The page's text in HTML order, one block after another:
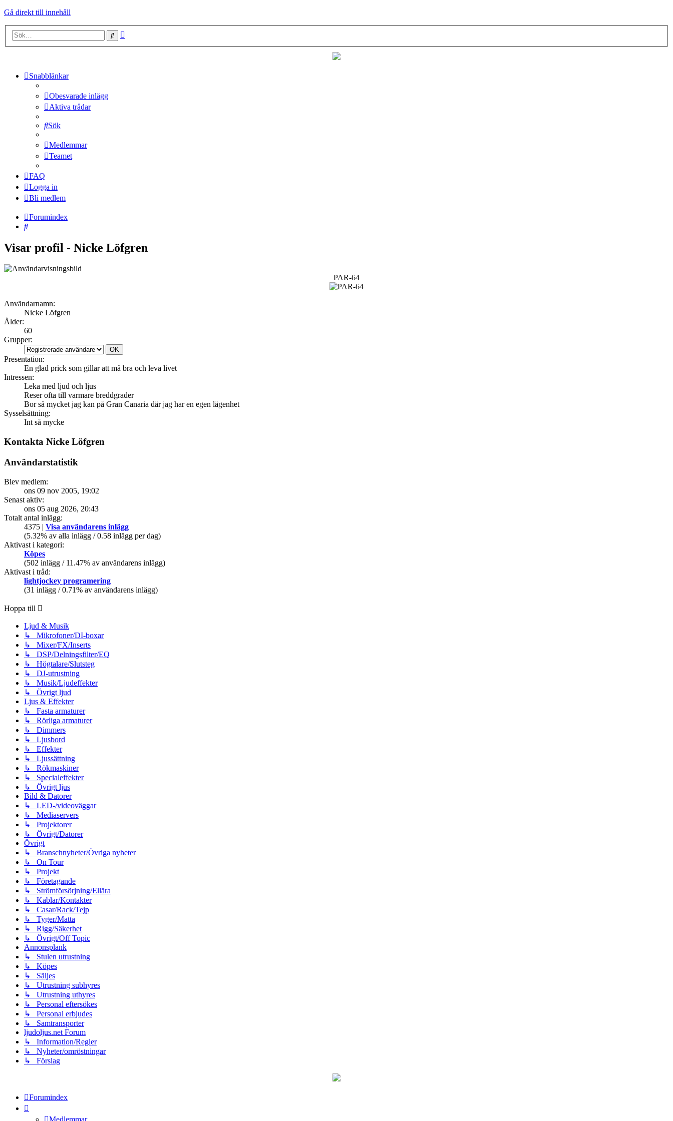
Gå direkt till innehåll
Sök
Snabblänkar
Obesvarade inlägg
Aktiva trådar
Sök
Medlemmar
Teamet
FAQ
Logga in
Bli medlem
Forumindex
Sök
Visar profil - Nicke Löfgren
PAR-64
Användarnamn:
Nicke Löfgren
Ålder:
60
Grupper:
Presentation:
En glad prick som gillar att må bra och leva livet
Intressen:
Leka med ljud och ljus
Reser ofta till varmare breddgrader
Bor så mycket jag kan på Gran Canaria där jag har en egen lägenhet
Sysselsättning:
Int så mycke
Kontakta Nicke Löfgren
Användarstatistik
Blev medlem:
ons 09 nov 2005, 19:02
Senast aktiv:
ons 05 aug 2026, 20:43
Totalt antal inlägg:
4375 | Visa användarens inlägg
(5.32% av alla inlägg / 0.58 inlägg per dag)
Aktivast i kategori:
Köpes
(502 inlägg / 11.47% av användarens inlägg)
Aktivast i tråd:
lightjockey programering
(31 inlägg / 0.71% av användarens inlägg)
Hoppa till
Ljud & Musik
↳ Mikrofoner/DI-boxar
↳ Mixer/FX/Inserts
↳ DSP/Delningsfilter/EQ
↳ Högtalare/Slutsteg
↳ DJ-utrustning
↳ Musik/Ljudeffekter
↳ Övrigt ljud
Ljus & Effekter
↳ Fasta armaturer
↳ Rörliga armaturer
↳ Dimmers
↳ Ljusbord
↳ Effekter
↳ Ljussättning
↳ Rökmaskiner
↳ Specialeffekter
↳ Övrigt ljus
Bild & Datorer
↳ LED-/videoväggar
↳ Mediaservers
↳ Projektorer
↳ Övrigt/Datorer
Övrigt
↳ Branschnyheter/Övriga nyheter
↳ On Tour
↳ Projekt
↳ Företagande
↳ Strömförsörjning/Ellära
↳ Kablar/Kontakter
↳ Casar/Rack/Tejp
↳ Tyger/Matta
↳ Rigg/Säkerhet
↳ Övrigt/Off Topic
Annonsplank
↳ Stulen utrustning
↳ Köpes
↳ Säljes
↳ Utrustning subhyres
↳ Utrustning uthyres
↳ Personal eftersökes
↳ Personal erbjudes
↳ Samtransporter
ljudoljus.net Forum
↳ Information/Regler
↳ Nyheter/omröstningar
↳ Förslag
Forumindex
Medlemmar